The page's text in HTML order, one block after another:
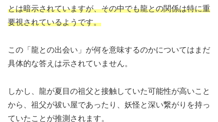
とは暗示されていますが、その中でも龍との関係は特に重
要視されているようです。
この「龍との出会い」が何を意味するのかについてはまだ
具体的な答えは示されていません。
しかし、龍が夏目の祖父と接触していた可能性が高いこと
から、祖父が祓い屋であったり、妖怪と深い繋がりを持っ
ていたことが推測されます。